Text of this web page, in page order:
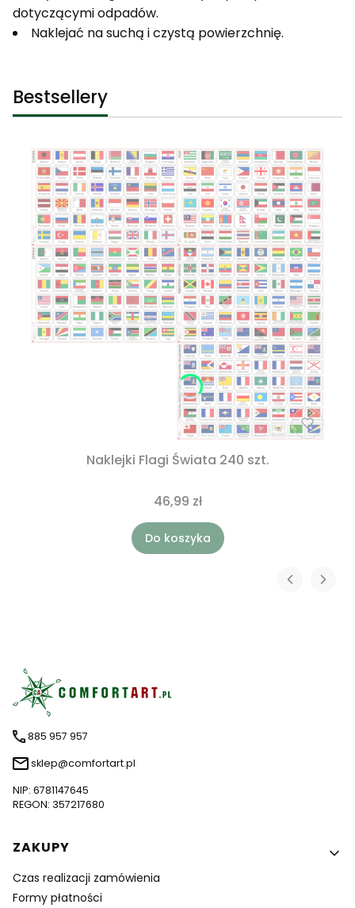
dotyczącymi odpadów.
Naklejać na suchą i czystą powierzchnię.
Bestsellery
Naklejki Flagi Świata 240 szt.
46,99 zł
Do koszyka
885 957 957
sklep@comfortart.pl
NIP: 6781147645
REGON: 357217680
Linki w stopce
ZAKUPY
Czas realizacji zamówienia
Formy płatności